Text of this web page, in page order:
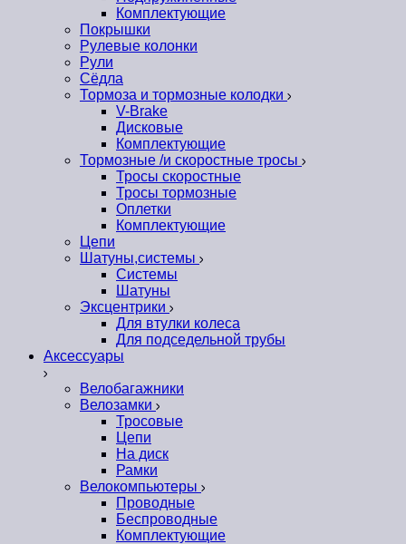
Комплектующие
Покрышки
Рулевые колонки
Рули
Сёдла
Тормоза и тормозные колодки
V-Brake
Дисковые
Комплектующие
Тормозные /и скоростные тросы
Тросы скоростные
Тросы тормозные
Оплетки
Комплектующие
Цепи
Шатуны,системы
Системы
Шатуны
Эксцентрики
Для втулки колеса
Для подседельной трубы
Аксессуары
Велобагажники
Велозамки
Тросовые
Цепи
На диск
Рамки
Велокомпьютеры
Проводные
Беспроводные
Комплектующие